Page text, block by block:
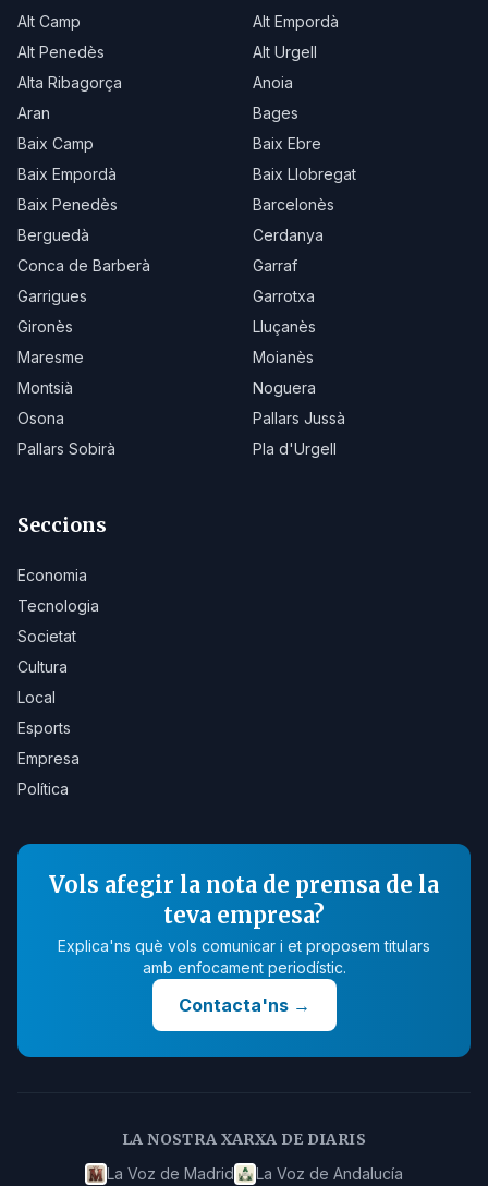
Alt Camp
Alt Empordà
Alt Penedès
Alt Urgell
Alta Ribagorça
Anoia
Aran
Bages
Baix Camp
Baix Ebre
Baix Empordà
Baix Llobregat
Baix Penedès
Barcelonès
Berguedà
Cerdanya
Conca de Barberà
Garraf
Garrigues
Garrotxa
Gironès
Lluçanès
Maresme
Moianès
Montsià
Noguera
Osona
Pallars Jussà
Pallars Sobirà
Pla d'Urgell
Seccions
Economia
Tecnologia
Societat
Cultura
Local
Esports
Empresa
Política
Vols afegir la nota de premsa de la
teva empresa?
Explica'ns què vols comunicar i et proposem titulars
amb enfocament periodístic.
Contacta'ns→
LA NOSTRA XARXA DE DIARIS
La Voz de Madrid La Voz de Andalucía